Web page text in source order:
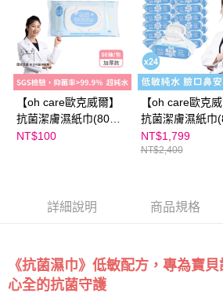
【oh care歐克威爾】
抗菌潔膚濕紙巾(80抽)
單入
NT$100
【oh care歐克威
抗菌潔膚濕紙巾
抽)24入
NT$1,799
NT$2,400
詳細說明 商品規格
《抗菌濕巾》低敏配方，專為寶
心全的抗菌守護